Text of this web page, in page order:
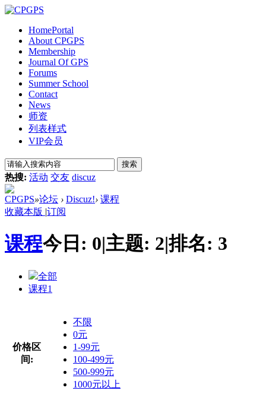
HomePortal
About CPGPS
Membership
Journal Of GPS
Forums
Summer School
Contact
News
师资
列表样式
VIP会员
搜索
热搜: 活动 交友 discuz
CPGPS»论坛 › Discuz!› 课程
收藏本版 |订阅
课程今日: 0|主题: 2|排名: 3
全部
课程1
价格区
间:
不限
0元
1-99元
100-499元
500-999元
1000元以上